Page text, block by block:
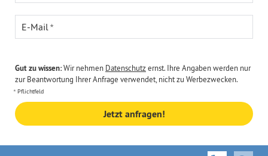
E-Mail
Gut zu wissen:Wir nehmen Datenschutzernst. Ihre Angaben werden nur
zur Beantwortung Ihrer Anfrage verwendet, nicht zu Werbezwecken.
Pflichtfeld
Jetzt anfragen!